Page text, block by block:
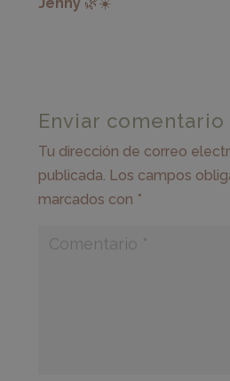
Enviar comentario
Tu dirección de correo
publicada. Los campos
marcados con *